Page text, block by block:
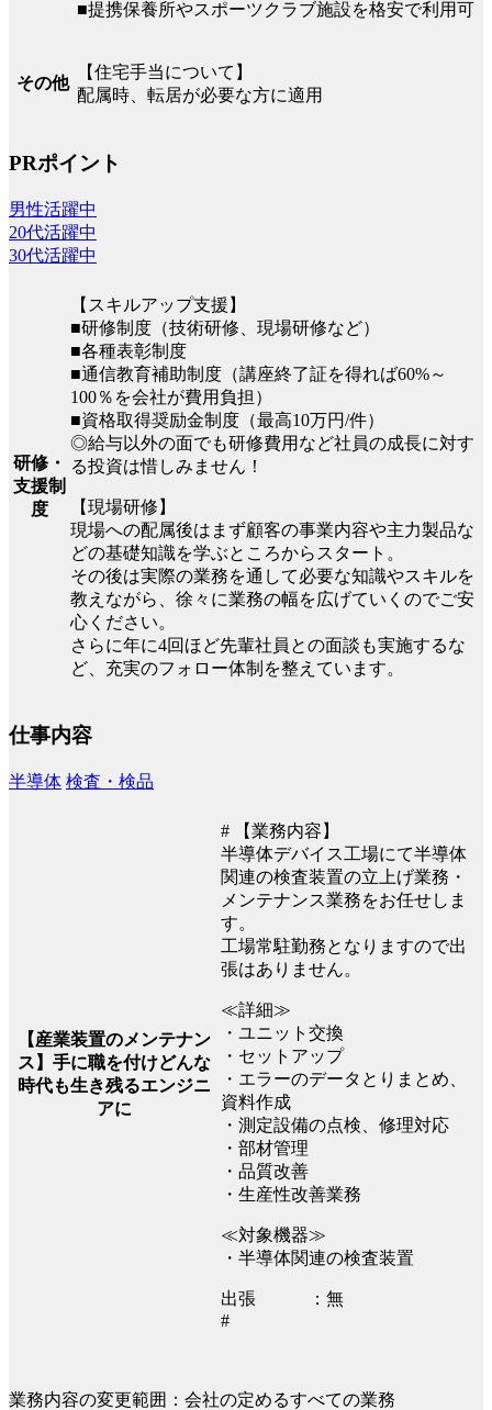
■提携保養所やスポーツクラブ施設を格安で利用可
その他
【住宅手当について】
配属時、転居が必要な方に適用
PRポイント
男性活躍中
20代活躍中
30代活躍中
研修・
支援制
度
【スキルアップ支援】
■研修制度（技術研修、現場研修など）
■各種表彰制度
■通信教育補助制度（講座終了証を得れば60%～
100％を会社が費用負担）
■資格取得奨励金制度（最高10万円/件）
◎給与以外の面でも研修費用など社員の成長に対す
る投資は惜しみません！
【現場研修】
現場への配属後はまず顧客の事業内容や主力製品な
どの基礎知識を学ぶところからスタート。
その後は実際の業務を通して必要な知識やスキルを
教えながら、徐々に業務の幅を広げていくのでご安
心ください。
さらに年に4回ほど先輩社員との面談も実施するな
ど、充実のフォロー体制を整えています。
仕事内容
半導体 検査・検品
【産業装置のメンテナン
ス】手に職を付けどんな
時代も生き残るエンジニ
アに
# 【業務内容】
半導体デバイス工場にて半導体
関連の検査装置の立上げ業務・
メンテナンス業務をお任せしま
す。
工場常駐勤務となりますので出
張はありません。
≪詳細≫
・ユニット交換
・セットアップ
・エラーのデータとりまとめ、
資料作成
・測定設備の点検、修理対応
・部材管理
・品質改善
・生産性改善業務
≪対象機器≫
・半導体関連の検査装置
出張 ：無
#
業務内容の変更範囲：会社の定めるすべての業務